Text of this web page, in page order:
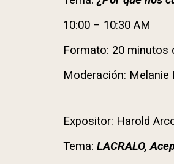
10:00 – 10:30 AM
Formato: 20 minutos
Moderación: Melanie
Expositor: Harold
Tema: LACRALO,